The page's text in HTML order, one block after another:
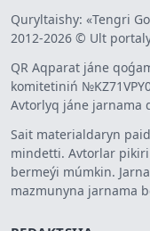
Quryltaishy: «Tengri
2012-2026 © Ult
QR Aqparat jáne
komitetiniń
Avtorlyq jáne jarnama
Sait materialdaryn
mindetti. Avtorlar
bermeýi múmkin.
mazmunyna jarnama